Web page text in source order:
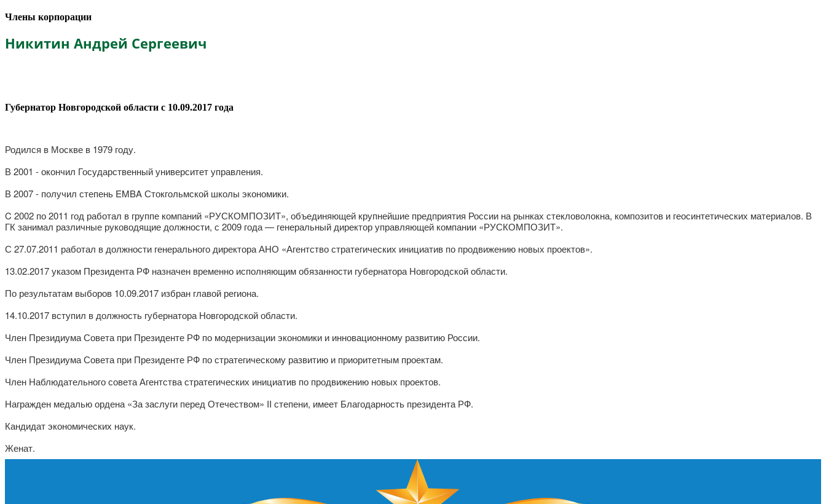
Члены корпорации
Никитин Андрей Сергеевич
Губернатор Новгородской области с 10.09.2017 года
Родился в Москве в 1979 году.
В 2001 - окончил Государственный университет управления.
В 2007 - получил степень EMBA Стокгольмской школы экономики.
C 2002 по 2011 год работал в группе компаний «РУСКОМПОЗИТ», объединяющей крупнейшие предприятия России на рынках стекловолокна, композитов и геосинтетических материалов. В
ГК занимал различные руководящие должности, с 2009 года — генеральный директор управляющей компании «РУСКОМПОЗИТ».
С 27.07.2011 работал в должности генерального директора АНО «Агентство стратегических инициатив по продвижению новых проектов».
13.02.2017 указом Президента РФ назначен временно исполняющим обязанности губернатора Новгородской области.
По результатам выборов 10.09.2017 избран главой региона.
14.10.2017 вступил в должность губернатора Новгородской области.
Член Президиума Совета при Президенте РФ по модернизации экономики и инновационному развитию России.
Член Президиума Совета при Президенте РФ по стратегическому развитию и приоритетным проектам.
Член Наблюдательного совета Агентства стратегических инициатив по продвижению новых проектов.
Награжден медалью ордена «За заслуги перед Отечеством» II степени, имеет Благодарность президента РФ.
Кандидат экономических наук.
Женат.